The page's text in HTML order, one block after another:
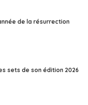
de la résurrection
sets de son édition 2026